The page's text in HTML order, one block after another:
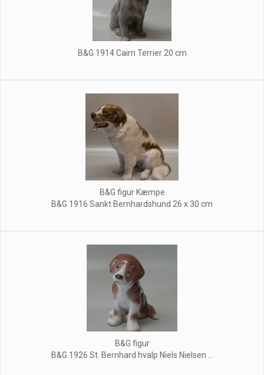
B&G 1914 Cairn Terrier 20 cm
B&G figur Kæmpe
B&G 1916 Sankt Bernhardshund 26 x 30 cm
B&G figur
B&G 1926 St. Bernhard hvalp Niels Nielsen ...